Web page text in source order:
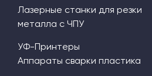
Лазерные станки для резки
металла с ЧПУ
УФ-Принтеры
Аппараты сварки пластика